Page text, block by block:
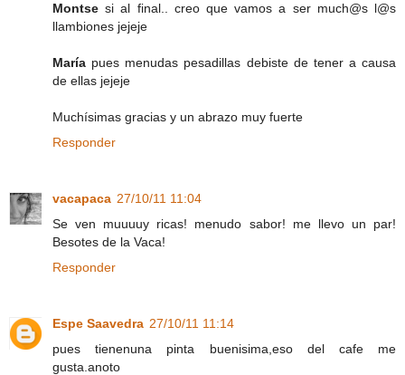
Montsesi al final.. creo que vamos a ser much@s l@s
llambiones jejeje
María pues menudas pesadillas debiste de tener a causa
de ellas jejeje
Muchísimas gracias y un abrazo muy fuerte
Responder
vacapaca 27/10/11 11:04
Se ven muuuuy ricas! menudo sabor! me llevo un par!
Besotes de la Vaca!
Responder
Espe Saavedra 27/10/11 11:14
pues tienenuna pinta buenisima,eso del cafe me
gusta.anoto